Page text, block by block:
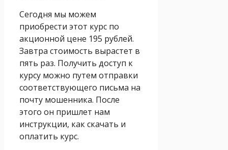
Сегодня мы можем
приобрести этот курс по
акционной цене 195 рублей.
Завтра стоимость вырастет в
пять раз. Получить доступ к
курсу можно путем отправки
соответствующего письма на
почту мошенника. После
этого он пришлет нам
инструкции, как скачать и
оплатить курс.